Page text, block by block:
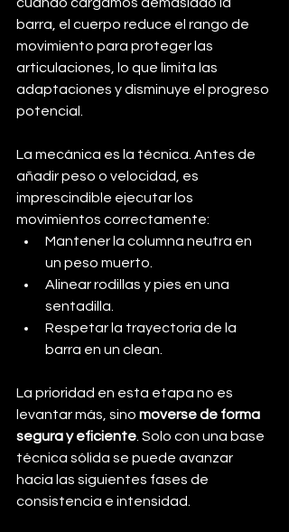
barra, el cuerpo reduce el rango de
movimiento para proteger las
articulaciones, lo que limita las
adaptaciones y disminuye el progreso
potencial.
La mecánica es la técnica. Antes de
añadir peso o velocidad, es
imprescindible ejecutar los
movimientos correctamente:
Mantener la columna neutra en
un peso muerto.
Alinear rodillas y pies en una
sentadilla.
Respetar la trayectoria de la
barra en un clean.
La prioridad en esta etapa no es
levantar más, sino moverse de forma
segura y eficiente . Solo con una base
técnica sólida se puede avanzar
hacia las siguientes fases de
consistencia e intensidad.